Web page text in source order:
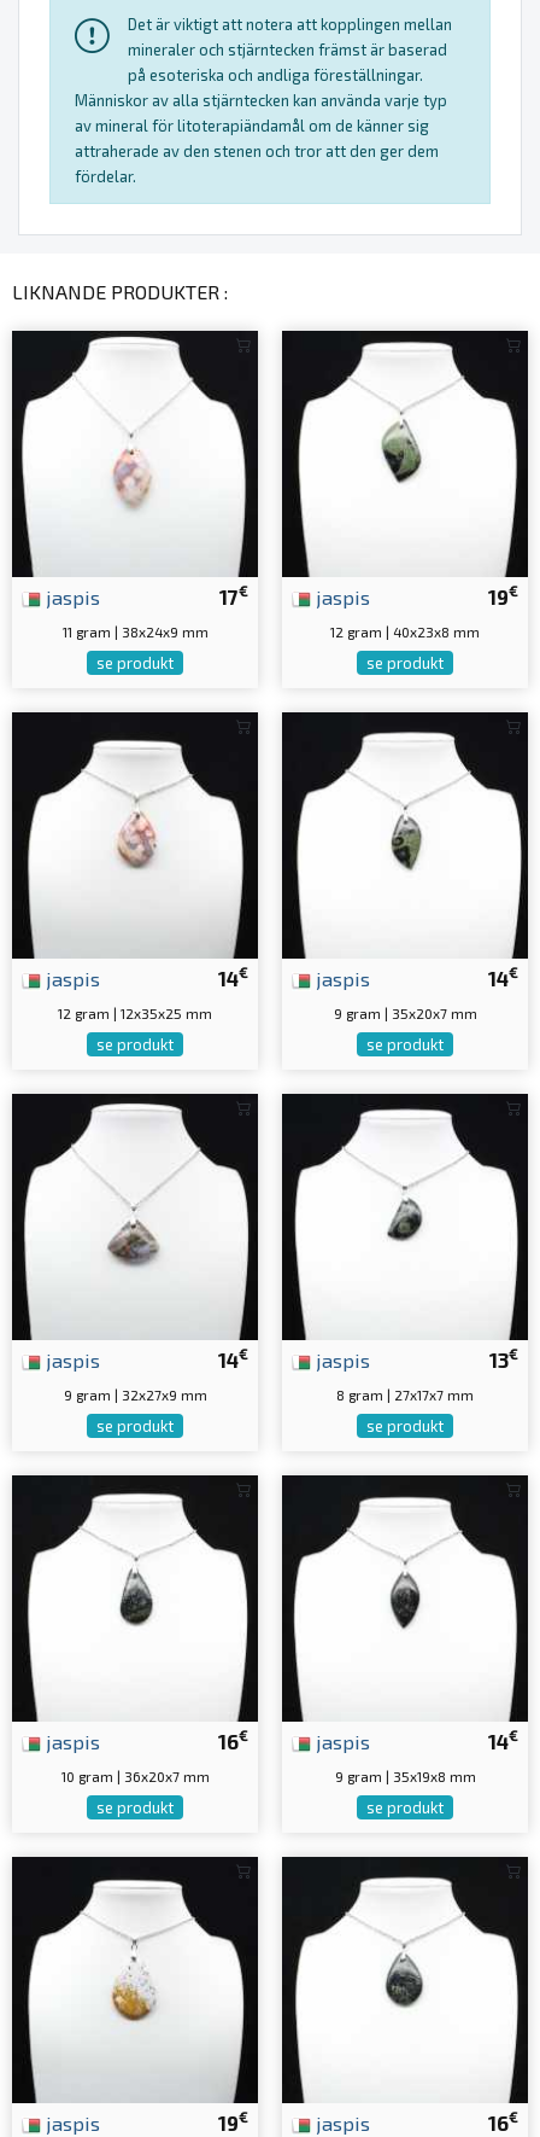
Det är viktigt att notera att kopplingen mellan
mineraler och stjärntecken främst är baserad
på esoteriska och andliga föreställningar.
Människor av alla stjärntecken kan använda varje typ
av mineral för litoterapiändamål om de känner sig
attraherade av den stenen och tror att den ger dem
fördelar.
LIKNANDE PRODUKTER :
17€
jaspis
11 gram | 38x24x9 mm
se produkt
19€
jaspis
12 gram | 40x23x8 mm
se produkt
14€
jaspis
12 gram | 12x35x25 mm
se produkt
14€
jaspis
9 gram | 35x20x7 mm
se produkt
14€
jaspis
9 gram | 32x27x9 mm
se produkt
13€
jaspis
8 gram | 27x17x7 mm
se produkt
16€
jaspis
10 gram | 36x20x7 mm
se produkt
14€
jaspis
9 gram | 35x19x8 mm
se produkt
19€
jaspis 16€
jaspis